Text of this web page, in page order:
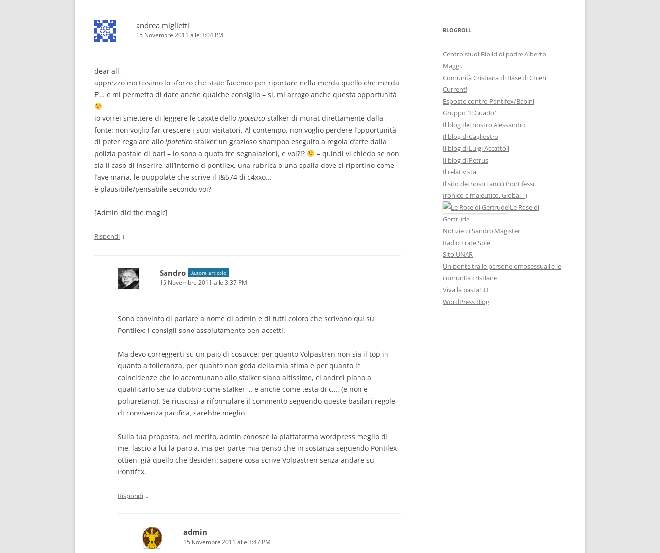
andrea miglietti
15 Novembre 2011 alle 3:04 PM
dear all,
apprezzo moltissimo lo sforzo che state facendo per riportare nella merda quello che merda
E’… e mi permetto di dare anche qualche consiglio – si, mi arrogo anche questa opportunità
io vorrei smettere di leggere le caxxte dello ipotetico stalker di murat direttamente dalla
fonte: non voglio far crescere i suoi visitatori. Al contempo, non voglio perdere l’opportunità
di poter regalare allo ipotetico stalker un grazioso shampoo eseguito a regola d’arte dalla
polizia postale di bari – io sono a quota tre segnalazioni, e voi?!?
– quindi vi chiedo se non
sia il caso di inserire, all’interno d pontilex, una rubrica o una spalla dove si riportino come
l’ave maria, le puppolate che scrive il t&574 di c4xxo…
è plausibile/pensabile secondo voi?
[Admin did the magic]
Rispondi ↓
Sandro Autore articolo
15 Novembre 2011 alle 3:37 PM
Sono convinto di parlare a nome di admin e di tutti coloro che scrivono qui su
Pontilex: i consigli sono assolutamente ben accetti.
Ma devo correggerti su un paio di cosucce: per quanto Volpastren non sia il top in
quanto a tolleranza, per quanto non goda della mia stima e per quanto le
coincidenze che lo accomunano allo stalker siano altissime, ci andrei piano a
qualificarlo senza dubbio come stalker … e anche come testa di c…. (e non è
poliuretano). Se riuscissi a riformulare il commento seguendo queste basilari regole
di convivenza pacifica, sarebbe meglio.
Sulla tua proposta, nel merito, admin conosce la piattaforma wordpress meglio di
me, lascio a lui la parola, ma per parte mia penso che in sostanza seguendo Pontilex
ottieni già quello che desideri: sapere cosa scrive Volpastren senza andare su
Pontifex.
Rispondi ↓
admin
15 Novembre 2011 alle 3:47 PM
BLOGROLL
Centro studi Biblici di padre Alberto
Maggi.
Comunità Cristiana di Base di Chieri
Current!
Esposto contro Pontifex/Babini
Gruppo "Il Guado"
Il blog del nostro Alessandro
Il blog di Cagliostro
Il blog di Luigi Accattoli
Il blog di Petrus
Il relativista
Il sito dei nostri amici Pontifessi.
Ironico e maieutico. Gioba! :-)
Le Rose di
Gertrude
Notizie di Sandro Magister
Radio Frate Sole
Sito UNAR
Un ponte tra le persone omosessuali e le
comunità cristiane
Viva la pasta! :D
WordPress Blog